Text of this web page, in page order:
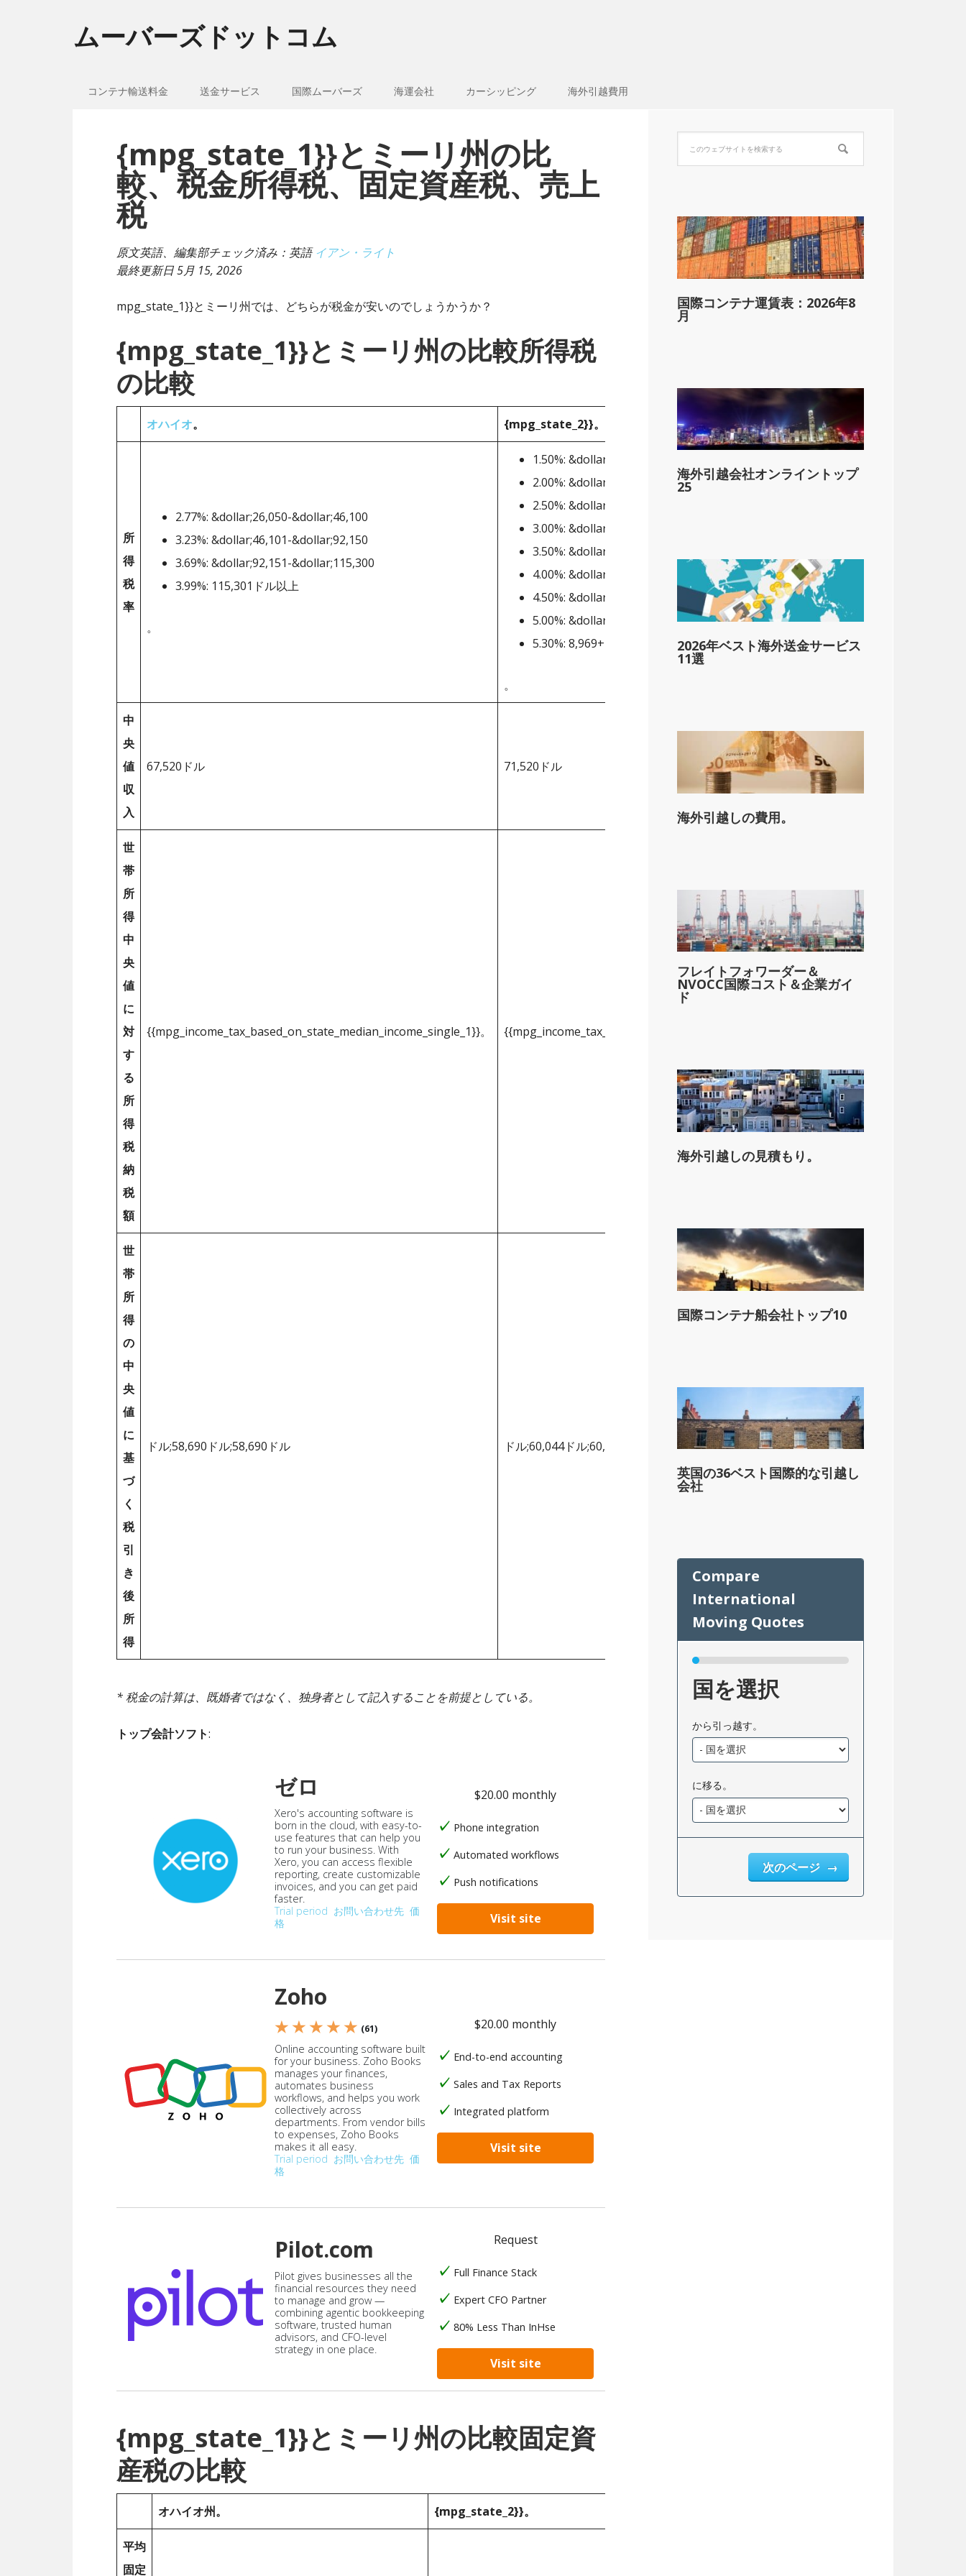
ムーバーズドットコム
コンテナ輸送料金 送金サービス 国際ムーバーズ 海運会社 カーシッピング 海外引越費用
{mpg_state_1}}とミーリ州の比
較、税金所得税、固定資産税、売上
税
原文英語、編集部チェック済み：英語イアン・ライト
最終更新日5月 15, 2026
mpg_state_1}}とミーリ州では、どちらが税金が安いのでしょうかうか？
{mpg_state_1}}とミーリ州の比較所得税
の比較
オハイオ。 {mpg_state_2}}。
所
得
税
率
2.77%: &dollar;26,050-&dollar;46,100
3.23%: &dollar;46,101-&dollar;92,150
3.69%: &dollar;92,151-&dollar;115,300
3.99%: 115,301ドル以上
。
1.50%: &dollar;111-&dollar;1,121
2.00%: &dollar;1,122-&dollar;2,242
2.50%: &dollar;2,243-&dollar;3,363
3.00%: &dollar;3,364-&dollar;4,484
3.50%: &dollar;4,485-&dollar;5,605
4.00%: &dollar;5,606-&dollar;6,726
4.50%: &dollar;6,727-&dollar;7,847
5.00%: &dollar;7,848-&dollar;8,968
5.30%: 8,969+ドル
。
中
央
値
収
入
67,520ドル 71,520ドル
世
帯
所
得
中
央
値
に
対
す
る
所
得
税
納
税
額
{{mpg_income_tax_based_on_state_median_income_single_1}}。 {{mpg_income_tax_based_on_state_median_single_2}}。
世
帯
所
得
の
中
央
値
に
基
づ
く
税
引
き
後
所
得
ドル;58,690ドル;58,690ドル ドル;60,044ドル;60,044ドル
* 税金の計算は、既婚者ではなく、独身者として記入することを前提としている。
トップ会計ソフト:
ゼロ
Xero's accounting software is
born in the cloud, with easy-to-
use features that can help you
to run your business. With
Xero, you can access flexible
reporting, create customizable
invoices, and you can get paid
faster.
Trial period お問い合わせ先 価
格
$20.00 monthly
Phone integration
Automated workflows
Push notifications
Visit site
Zoho
★ ★ ★ ★ ★ (61)
Online accounting software built
for your business. Zoho Books
manages your finances,
automates business
workflows, and helps you work
collectively across
departments. From vendor bills
to expenses, Zoho Books
makes it all easy.
Trial period お問い合わせ先 価
格
$20.00 monthly
End-to-end accounting
Sales and Tax Reports
Integrated platform
Visit site
Pilot.com
Pilot gives businesses all the
financial resources they need
to manage and grow —
combining agentic bookkeeping
software, trusted human
advisors, and CFO-level
strategy in one place.
Request
Full Finance Stack
Expert CFO Partner
80% Less Than InHse
Visit site
{mpg_state_1}}とミーリ州の比較固定資
産税の比較
オハイオ州。 {mpg_state_2}}。
平均
固定
国際コンテナ運賃表：2026年8
月
海外引越会社オンライントップ
25
2026年ベスト海外送金サービス
11選
海外引越しの費用。
フレイトフォワーダー＆
NVOCC国際コスト＆企業ガイ
ド
海外引越しの見積もり。
国際コンテナ船会社トップ10
英国の36ベスト国際的な引越し
会社
国を選択
から引っ越す。
に移る。
次のページ